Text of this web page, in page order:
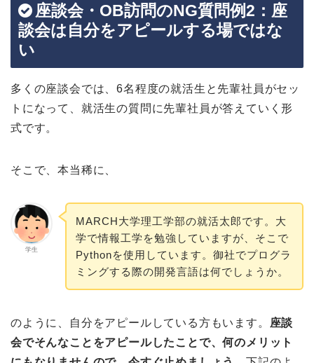
座談会・OB訪問のNG質問例2：座
談会は自分をアピールする場ではな
い
多くの座談会では、6名程度の就活生と先輩社員がセッ
トになって、就活生の質問に先輩社員が答えていく形
式です。
そこで、本当稀に、
学生
MARCH大学理工学部の就活太郎です。大
学で情報工学を勉強していますが、そこで
Pythonを使用しています。御社でプログラ
ミングする際の開発言語は何でしょうか。
のように、自分をアピールしている方もいます。 座談
会でそんなことをアピールしたことで、何のメリット